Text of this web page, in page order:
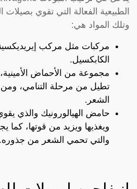
الطبيعية الفعالة التي تقوي
وتلك المواد هي:
مركبات مثل مركب
الكابكسيل.
مجموعة من الأحماض
تطيل من مرحلة التنامي،
الشعر.
حامض الهيالورونيك والذي
ويغذيها ويزيد من قوتها، كما
والتي تحمي الشعر من جذوره.